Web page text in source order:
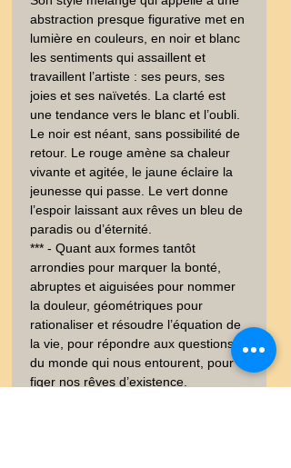
abstraction presque figurative met en
lumière en couleurs, en noir et blanc
les sentiments qui assaillent et
travaillent l’artiste : ses peurs, ses
joies et ses naïvetés. La clarté est
une tendance vers le blanc et l’oubli.
Le noir est néant, sans possibilité de
retour. Le rouge amène sa chaleur
vivante et agitée, le jaune éclaire la
jeunesse qui passe. Le vert donne
l’espoir laissant aux rêves un bleu de
paradis ou d’éternité.
*** - Quant aux formes tantôt
arrondies pour marquer la bonté,
abruptes et aiguisées pour nommer
la douleur, géométriques pour
rationaliser et résoudre l’équation de
la vie, pour répondre aux questions
du monde qui nous entourent, pour
figer nos rêves d’existence.